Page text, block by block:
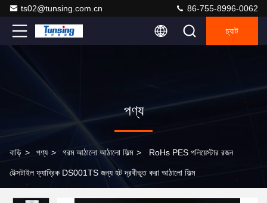
ts02@tunsing.com.cn 86-755-8996-0062
চ্যাট
পণ্য
বাড়ি > পণ্য > গরম আঠালো আঠালো ফিল্ম > RoHs PES পলিয়েস্টার রজন
টেক্সটাইল ফ্যাব্রিক DS001TS জন্য হট দ্রবীভূত করা আঠালো ফিল্ম